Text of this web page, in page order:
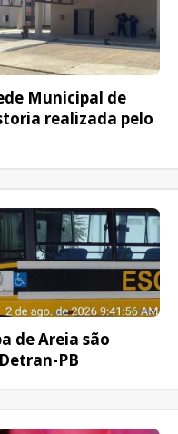
Municipal de
realizada pelo
de Areia são
PB